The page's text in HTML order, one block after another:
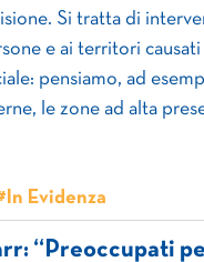
Si tratta di
e ai territori
pensiamo, ad
le zone ad alta
Evidenza
“Preoccupati